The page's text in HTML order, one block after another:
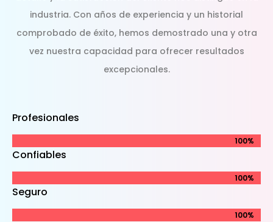
industria. Con años de experiencia y un historial
comprobado de éxito, hemos demostrado una y otra
vez nuestra capacidad para ofrecer resultados
excepcionales.
Profesionales
100%
100%
Confiables
100%
100%
Seguro
100%
100%